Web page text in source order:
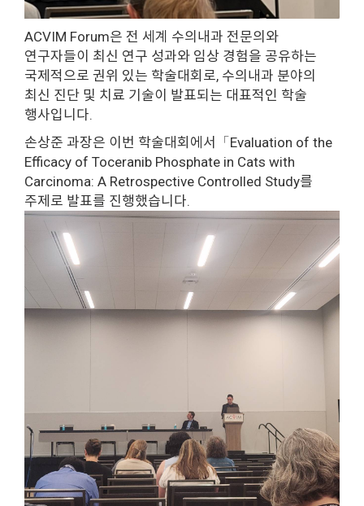
ACVIM Forum은 전 세계 수의내과 전문의와
연구자들이 최신 연구 성과와 임상 경험을 공유하는
국제적으로 권위 있는 학술대회로, 수의내과 분야의
최신 진단 및 치료 기술이 발표되는 대표적인 학술
행사입니다.
손상준 과장은 이번 학술대회에서「Evaluation of the
Efficacy of Toceranib Phosphate in Cats with
Carcinoma: A Retrospective Controlled Study를
주제로 발표를 진행했습니다.